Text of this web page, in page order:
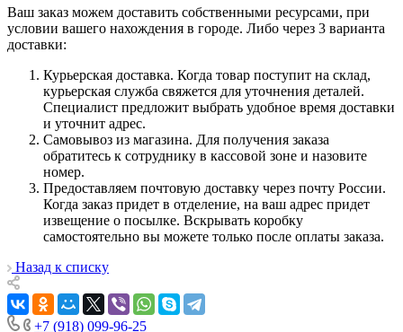
Ваш заказ можем доставить собственными ресурсами, при
условии вашего нахождения в городе. Либо через 3 варианта
доставки:
Курьерская доставка. Когда товар поступит на склад,
курьерская служба свяжется для уточнения деталей.
Специалист предложит выбрать удобное время доставки
и уточнит адрес.
Самовывоз из магазина. Для получения заказа
обратитесь к сотруднику в кассовой зоне и назовите
номер.
Предоставляем почтовую доставку через почту России.
Когда заказ придет в отделение, на ваш адрес придет
извещение о посылке. Вскрывать коробку
самостоятельно вы можете только после оплаты заказа.
Назад к списку
+7 (918) 099-96-25